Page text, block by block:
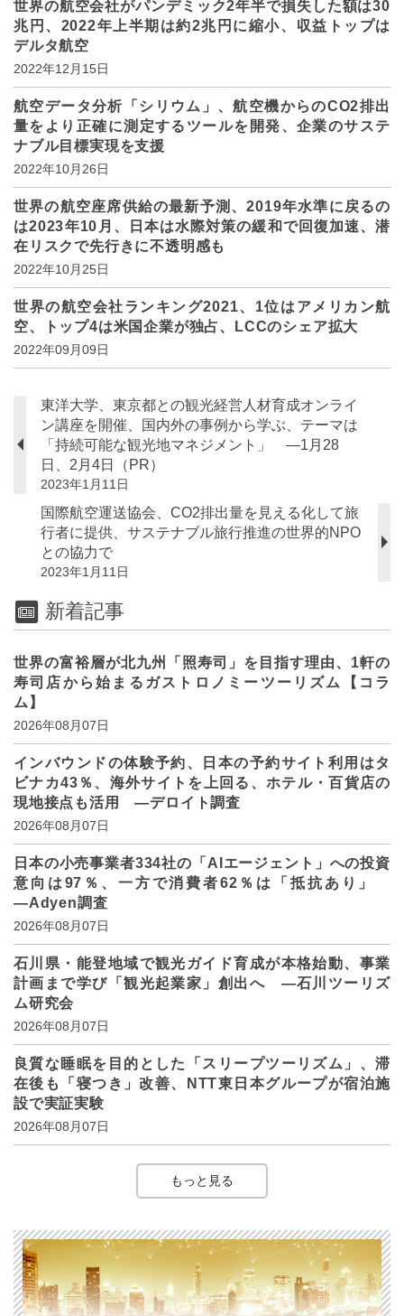
世界の航空会社がパンデミック2年半で損失した額は30
兆円、2022年上半期は約2兆円に縮小、収益トップは
デルタ航空
2022年12月15日
航空データ分析「シリウム」、航空機からのCO2排出
量をより正確に測定するツールを開発、企業のサステ
ナブル目標実現を支援
2022年10月26日
世界の航空座席供給の最新予測、2019年水準に戻るの
は2023年10月、日本は水際対策の緩和で回復加速、潜
在リスクで先行きに不透明感も
2022年10月25日
世界の航空会社ランキング2021、1位はアメリカン航
空、トップ4は米国企業が独占、LCCのシェア拡大
2022年09月09日
東洋大学、東京都との観光経営人材育成オンライ
ン講座を開催、国内外の事例から学ぶ、テーマは
「持続可能な観光地マネジメント」 ―1月28
日、2月4日（PR）
2023年1月11日
国際航空運送協会、CO2排出量を見える化して旅
行者に提供、サステナブル旅行推進の世界的NPO
との協力で
2023年1月11日
新着記事
世界の富裕層が北九州「照寿司」を目指す理由、1軒の
寿司店から始まるガストロノミーツーリズム【コラ
ム】
2026年08月07日
インバウンドの体験予約、日本の予約サイト利用はタ
ビナカ43％、海外サイトを上回る、ホテル・百貨店の
現地接点も活用 ―デロイト調査
2026年08月07日
日本の小売事業者334社の「AIエージェント」への投資
意向は97％、一方で消費者62％は「抵抗あり」
―Adyen調査
2026年08月07日
石川県・能登地域で観光ガイド育成が本格始動、事業
計画まで学び「観光起業家」創出へ ―石川ツーリズ
ム研究会
2026年08月07日
良質な睡眠を目的とした「スリープツーリズム」、滞
在後も「寝つき」改善、NTT東日本グループが宿泊施
設で実証実験
2026年08月07日
もっと見る